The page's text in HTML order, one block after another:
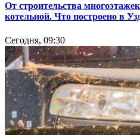
От строительства
котельной. Что построено в
Сегодня, 09:30